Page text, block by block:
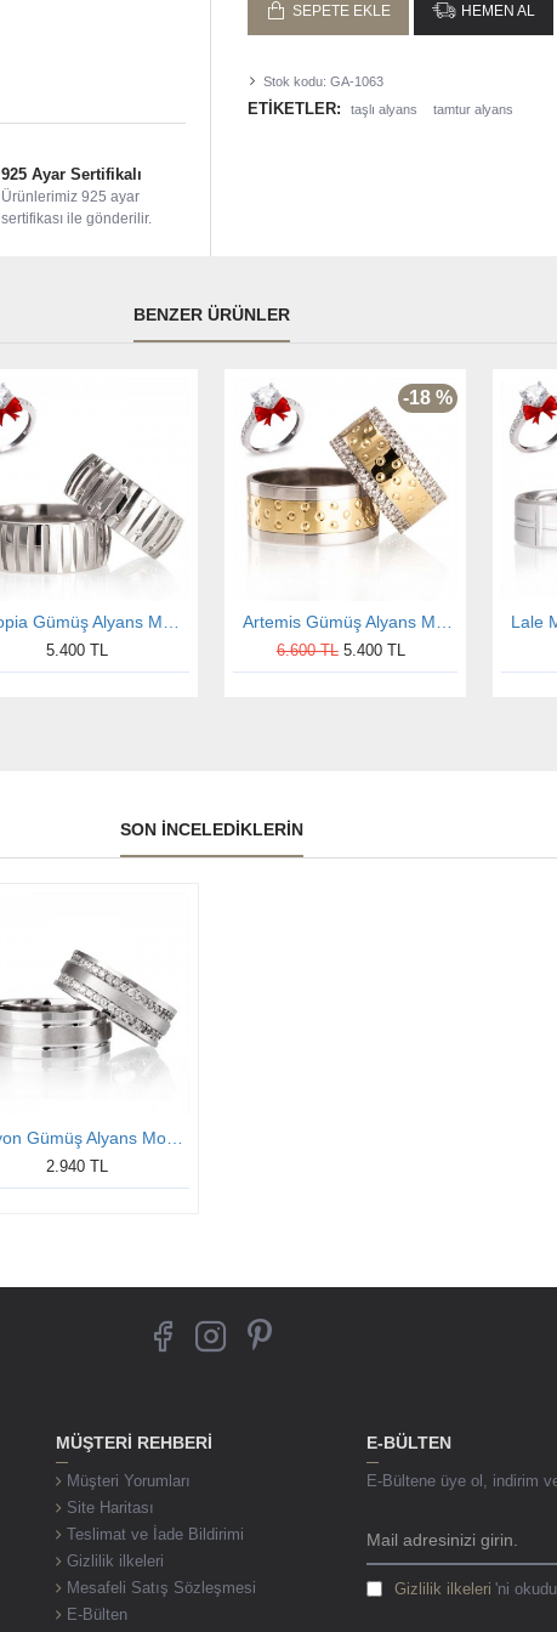
925 Ayar Sertifikalı
Ürünlerimiz 925 ayar
sertifikası ile gönderilir.
Stok kodu: GA-1063
SEPETE EKLE HEMEN AL
ETIKETLER: taşlı alyans tamtur alyans
BENZER ÜRÜNLER
Shopia Gümüş Alyans Modeli Taşlı Alyans Çifti
5.400 TL
-18 %
Artemis Gümüş Alyans Modeli Altın Kaplama Alyans Çifti
6.600 TL 5.400 TL
SON İNCELEDIKLERIN
2.940 TL
MÜŞTERI REHBERI
Müşteri Yorumları
Site Haritası
Teslimat ve İade Bildirimi
Gizlilik ilkeleri
Mesafeli Satış Sözleşmesi
E-Bülten
E-BÜLTEN
E-Bültene üye ol, indirim
Gizlilik ilkeleri 'ni